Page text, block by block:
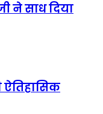
ने साध दिया